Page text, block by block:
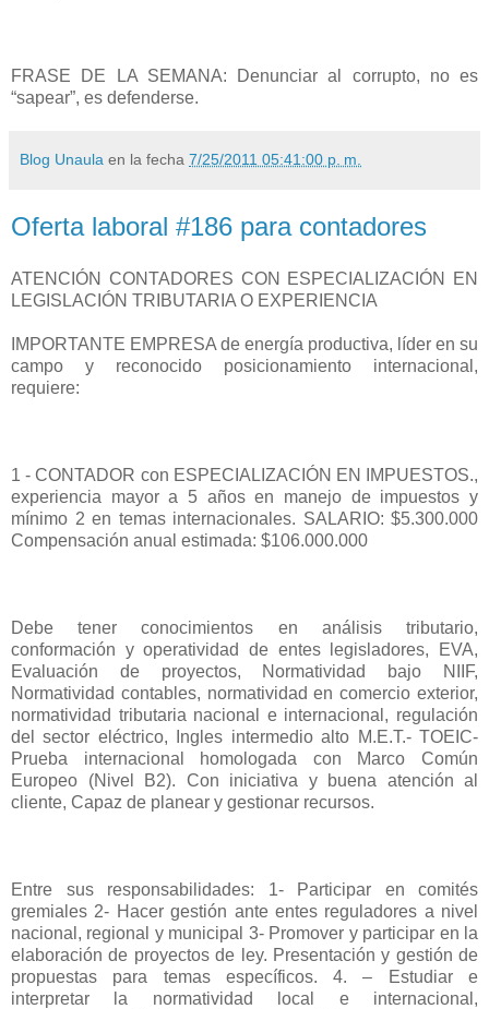
FRASE DE LA SEMANA: Denunciar al corrupto, no es
“sapear”, es defenderse.
Blog Unaula en la fecha 7/25/2011 05:41:00 p. m.
Oferta laboral #186 para contadores
ATENCIÓN CONTADORES CON ESPECIALIZACIÓN EN
LEGISLACIÓN TRIBUTARIA O EXPERIENCIA
IMPORTANTE EMPRESA de energía productiva, líder en su
campo y reconocido posicionamiento internacional,
requiere:
1 - CONTADOR con ESPECIALIZACIÓN EN IMPUESTOS.,
experiencia mayor a 5 años en manejo de impuestos y
mínimo 2 en temas internacionales. SALARIO: $5.300.000
Compensación anual estimada: $106.000.000
Debe tener conocimientos en análisis tributario,
conformación y operatividad de entes legisladores, EVA,
Evaluación de proyectos, Normatividad bajo NIIF,
Normatividad contables, normatividad en comercio exterior,
normatividad tributaria nacional e internacional, regulación
del sector eléctrico, Ingles intermedio alto M.E.T.- TOEIC-
Prueba internacional homologada con Marco Común
Europeo (Nivel B2). Con iniciativa y buena atención al
cliente, Capaz de planear y gestionar recursos.
Entre sus responsabilidades: 1- Participar en comités
gremiales 2- Hacer gestión ante entes reguladores a nivel
nacional, regional y municipal 3- Promover y participar en la
elaboración de proyectos de ley. Presentación y gestión de
propuestas para temas específicos. 4. – Estudiar e
interpretar la normatividad local e internacional,